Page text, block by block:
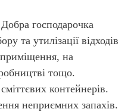
господарочка
та утилізації відходів
на
тощо.
контейнерів.
неприємних запахів.